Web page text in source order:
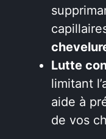
Lutte
limitant
aide à
de vos